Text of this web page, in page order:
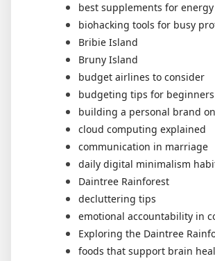
best supplements for energy
biohacking tools for busy
Bribie Island
Bruny Island
budget airlines to consider
budgeting tips for beginners
building a personal brand
cloud computing explained
communication in marriage
daily digital minimalism
Daintree Rainforest
decluttering tips
emotional accountability in
Exploring the Daintree
foods that support brain